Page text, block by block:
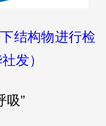
结构物进行检
发）
吸”